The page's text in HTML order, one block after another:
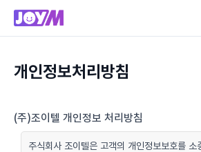
개인정보처리방침
(주)조이텔 개인정보 처리방침
주식회사 조이텔은 고객의 개인정보보호를 소